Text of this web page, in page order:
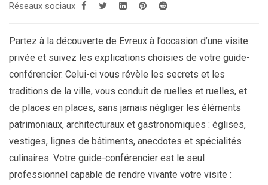
Réseaux sociaux
Partez à la découverte de Evreux à l’occasion d’une visite
privée et suivez les explications choisies de votre guide-
conférencier. Celui-ci vous révèle les secrets et les
traditions de la ville, vous conduit de ruelles et ruelles, et
de places en places, sans jamais négliger les éléments
patrimoniaux, architecturaux et gastronomiques : églises,
vestiges, lignes de bâtiments, anecdotes et spécialités
culinaires. Votre guide-conférencier est le seul
professionnel capable de rendre vivante votre visite :